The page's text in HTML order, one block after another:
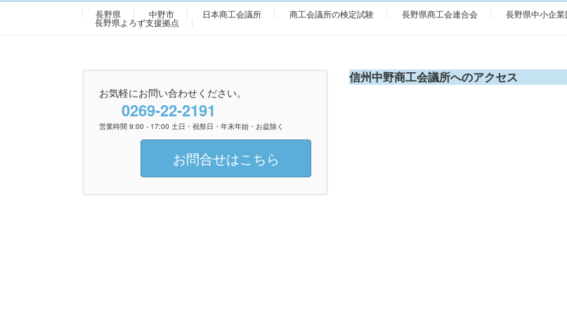
長野県 中野市 日本商工会議所 商工会議所の検定試験 長野県商工会連合会 長野県中小企
長野県よろず支援拠点
お気軽にお問い合わせください。
0269-22-2191
営業時間 9:00 - 17:00 土日・祝祭日・年末年始・お盆除く
お問合せはこちら
信州中野商工会議所へのアクセス